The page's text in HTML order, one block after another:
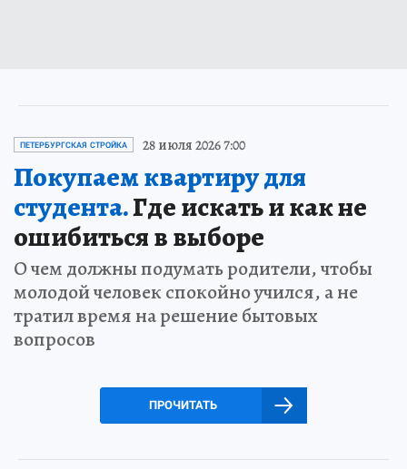
ПЕТЕРБУРГСКАЯ СТРОЙКА 28 июля 2026 7:00
Покупаем квартиру для
студента.Где искать и как не
ошибиться в выборе
О чем должны подумать родители, чтобы
молодой человек спокойно учился, а не
тратил время на решение бытовых
вопросов
ПРОЧИТАТЬ